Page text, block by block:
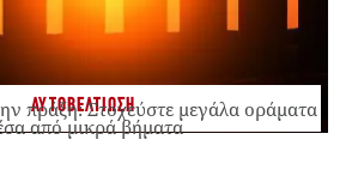
ΑΥΤΟΒΕΛΤΙΩΣΗ
πράξη: Στοχεύστε μεγάλα οράματα
από μικρά βήματα